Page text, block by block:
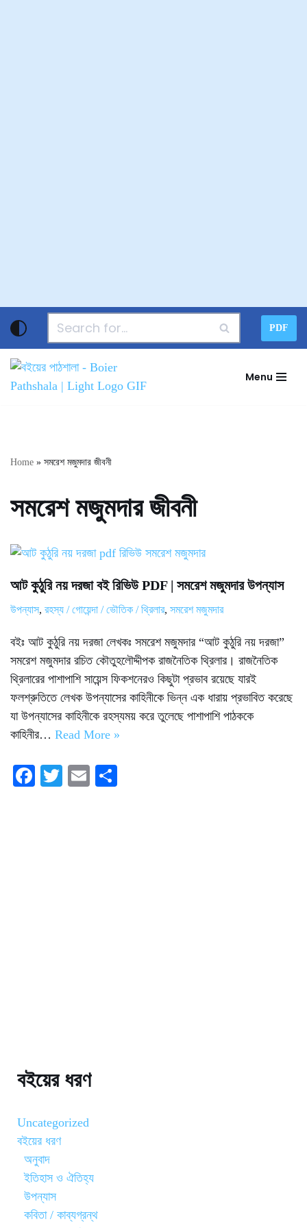
to
content
PDF
Menu
Home » সমরেশ মজুমদার জীবনী
সমরেশ মজুমদার জীবনী
আট কুঠুরি নয় দরজা বই রিভিউ PDF | সমরেশ মজুমদার উপন্যাস
উপন্যাস, রহস্য / গোয়েন্দা / ভৌতিক / থ্রিলার, সমরেশ মজুমদার
বইঃ আট কুঠুরি নয় দরজা লেখকঃ সমরেশ মজুমদার “আট কুঠুরি নয় দরজা”
সমরেশ মজুমদার রচিত কৌতুহলৌদ্দীপক রাজনৈতিক থ্রিলার। রাজনৈতিক
থ্রিলারের পাশাপাশি সায়েন্স ফিকশনেরও কিছুটা প্রভাব রয়েছে যারই
ফলশ্রুতিতে লেখক উপন্যাসের কাহিনীকে ভিন্ন এক ধারায় প্রভাবিত করেছে
যা উপন্যাসের কাহিনীকে রহস্যময় করে তুলেছে পাশাপাশি পাঠককে
কাহিনীর… Read More »
Fa T
E
বইয়ের ধরণ
Uncategorized
বইয়ের ধরণ
অনুবাদ
ইতিহাস ও ঐতিহ্য
উপন্যাস
কবিতা / কাব্যগ্রন্থ